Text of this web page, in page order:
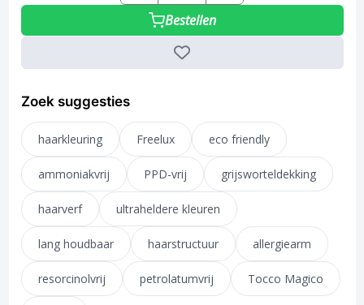
Bestellen
Zoek suggesties
haarkleuring Freelux eco friendly
ammoniakvrij PPD-vrij grijsworteldekking
haarverf ultraheldere kleuren
lang houdbaar haarstructuur allergiearm
resorcinolvrij petrolatumvrij Tocco Magico